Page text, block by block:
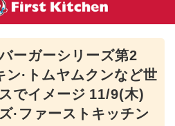
ーガーシリーズ第2
ン·トムヤムクンなど世
でイメージ 11/9(木)
·ファーストキッチン